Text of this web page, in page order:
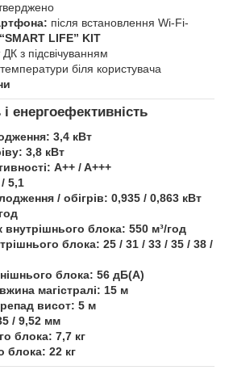
після встановлення Wi-Fi-
LIFE” KIT
ДК з підсвічуванням
біля користувача
і енергоефективність
3,4 кВт
3,8 кВт
A++ / A+++
5,1
/ обігрів: 0,935 / 0,863 кВт
внутрішнього блока: 550 м³/год
блока: 25 / 31 / 33 / 35 / 38 /
блока: 56 дБ(А)
магістралі: 15 м
висот: 5 м
/ 9,52 мм
блока: 7,7 кг
блока: 22 кг